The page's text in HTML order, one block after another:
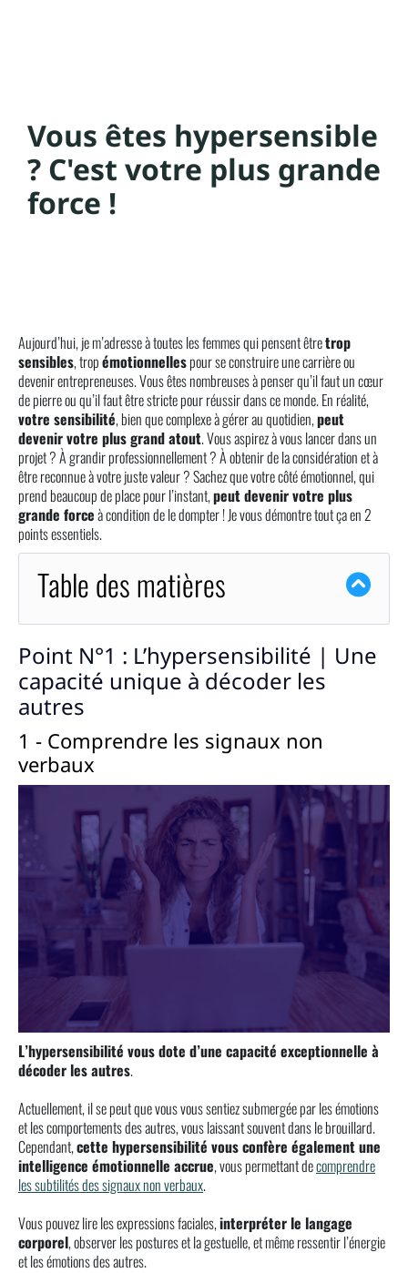
Vous êtes hypersensible
? C'est votre plus grande
force !
Aujourd’hui, je m’adresse à toutes les femmes qui pensent êtretrop
sensibles, tropémotionnellespour se construire une carrière ou
devenir entrepreneuses. Vous êtes nombreuses à penser qu’il faut un cœur
de pierre ou qu’il faut être stricte pour réussir dans ce monde. En réalité,
votre sensibilité, bien que complexe à gérer au quotidien,peut
devenir votre plus grand atout. Vous aspirez à vous lancer dans un
projet ? À grandir professionnellement ? À obtenir de la considération et à
être reconnue à votre juste valeur ? Sachez que votre côté émotionnel, qui
prend beaucoup de place pour l’instant,peut devenir votre plus
grande forceà condition de le dompter ! Je vous démontre tout ça en 2
points essentiels.
Table des matières
Point N°1 : L’hypersensibilité | Une
capacité unique à décoder les
autres
1 - Comprendre les signaux non
verbaux
L’hypersensibilité vous dote d’une capacité exceptionnelle à
décoder les autres.
Actuellement, il se peut que vous vous sentiez submergée par les émotions
et les comportements des autres, vous laissant souvent dans le brouillard.
Cependant,cette hypersensibilité vous confère également une
intelligence émotionnelle accrue, vous permettant decomprendre
les subtilités des signaux non verbaux.
Vous pouvez lire les expressions faciales,interpréter le langage
corporel, observer les postures et la gestuelle, et même ressentir l’énergie
et les émotions des autres.